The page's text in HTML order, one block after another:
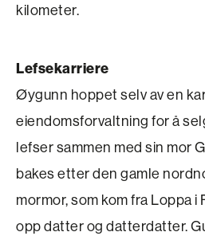
kilometer.
Lefsekarriere
Øygunn hoppet selv av en
eiendomsforvaltning for å
lefser sammen med sin mor
bakes etter den gamle
mormor, som kom fra Loppa
opp datter og datterdatter.